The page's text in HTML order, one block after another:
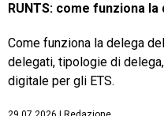
RUNTS: come funziona
Come funziona la delega
delegati, tipologie di
digitale per gli ETS.